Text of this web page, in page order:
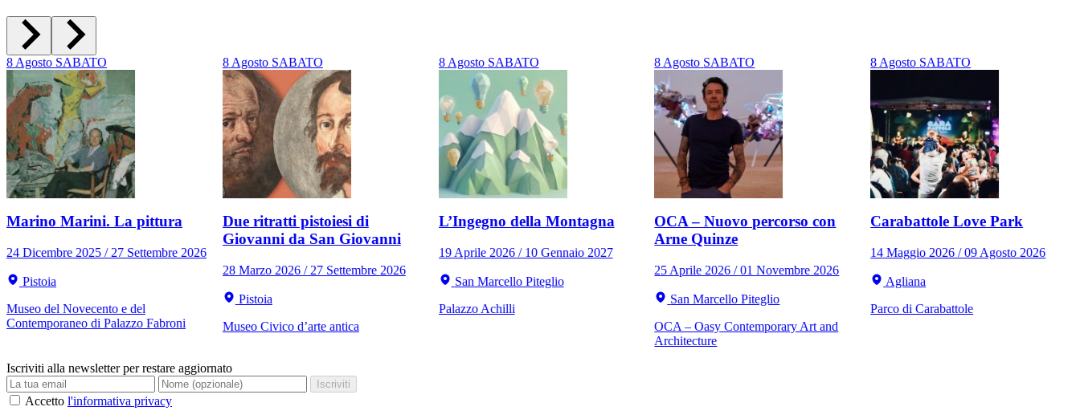
8 Agosto SABATO
Marino Marini. La pittura
24 Dicembre 2025 / 27 Settembre 2026
Pistoia
Museo del Novecento e del
Contemporaneo di Palazzo Fabroni
8 Agosto SABATO
Due ritratti pistoiesi di
Giovanni da San Giovanni
28 Marzo 2026 / 27 Settembre 2026
Pistoia
Museo Civico d’arte antica
8 Agosto SABATO
L’Ingegno della Montagna
19 Aprile 2026 / 10 Gennaio 2027
San Marcello Piteglio
Palazzo Achilli
8 Agosto SABATO
OCA – Nuovo percorso con
Arne Quinze
25 Aprile 2026 / 01 Novembre 2026
San Marcello Piteglio
OCA – Oasy Contemporary Art and
Architecture
8 Agosto SABATO
Carabattole Love Park
14 Maggio 2026 / 09 Agosto 2026
Agliana
Parco di Carabattole
Iscriviti alla newsletter per restare aggiornato
Iscriviti
Accetto l'informativa privacy